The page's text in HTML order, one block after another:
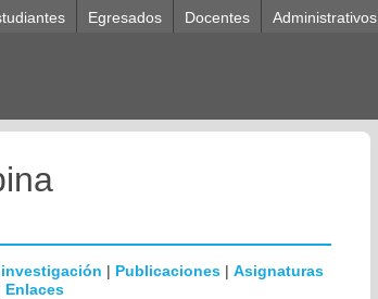
Egresados Docentes Administrativos
| Publicaciones | Asignaturas
Enlaces